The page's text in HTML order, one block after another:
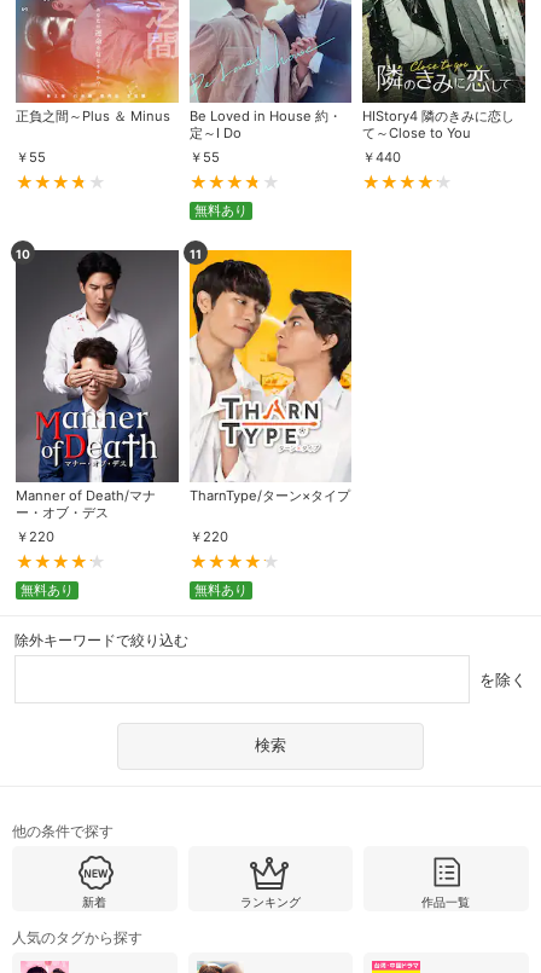
閉じる
基本情報、本人連絡先、パスワード 、クレ
決済方法変更 決済方法の変更が可能です。
購入明細
正負之間～Plus ＆ Minus
￥ 55
Be Loved in House 約・
定～I Do
￥ 55
無料あり
HIStory4 隣のきみに恋し
て～Close to You
￥440
10
Manner of Death/マナ
ー・オブ・デス
￥220
無料あり
11
TharnType/ターン×タイプ
￥220
無料あり
除外キーワードで絞り込む
を除く
他の条件で探す
新着 ランキング 作品一覧
人気のタグから探す